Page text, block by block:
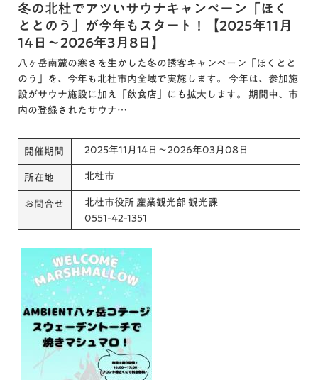
冬の北杜でアツいサウナキャンペーン「ほく
ととのう」が今年もスタート！【2025年11月
14日～2026年3月8日】
八ヶ岳南麓の寒さを生かした冬の誘客キャンペーン「ほくとと
のう」を、今年も北杜市内全域で実施します。 今年は、参加施
設がサウナ施設に加え「飲食店」にも拡大します。 期間中、市
内の登録されたサウナ…
開催期間 2025年11月14日～2026年03月08日
所在地 北杜市
お問合せ
北杜市役所 産業観光部 観光課
0551-42-1351